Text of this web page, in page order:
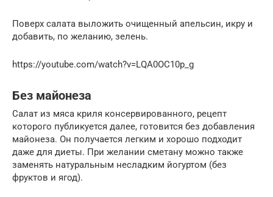
Поверх салата выложить очищенный апельсин, икру и
добавить, по желанию, зелень.
https://youtube.com/watch?v=LQA0OC10p_g
Без майонеза
Салат из мяса криля консервированного, рецепт
которого публикуется далее, готовится без добавления
майонеза. Он получается легким и хорошо подходит
даже для диеты. При желании сметану можно также
заменять натуральным несладким йогуртом (без
фруктов и ягод).